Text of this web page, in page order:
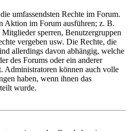
umfassendsten Rechte im Forum.
Aktion im Forum ausführen; z. B.
sperren, Benutzergruppen
vergeben usw. Die Rechte, die
allerdings davon abhängig, welche
des Forums oder ein anderer
Administratoren können auch volle
haben, wenn ihnen das
wurde.